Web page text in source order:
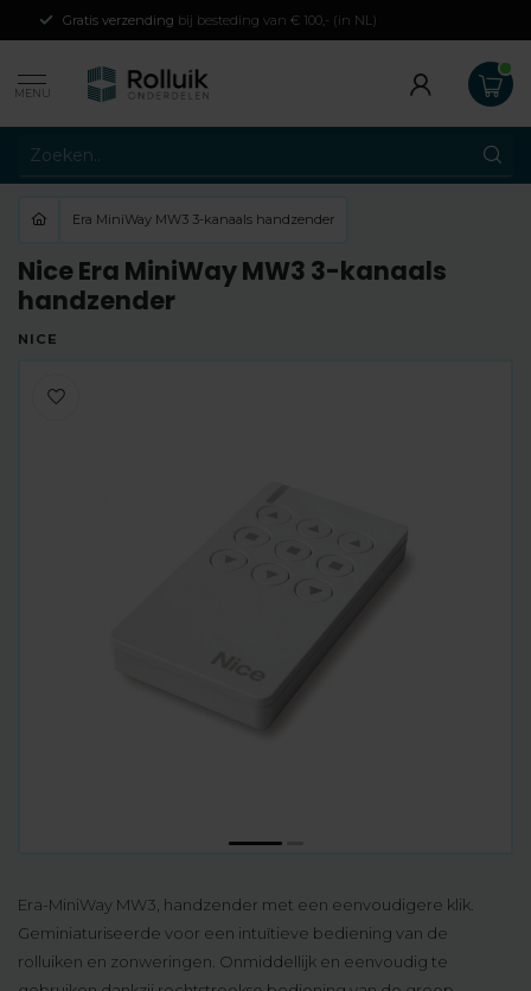
Gratis verzending bij besteding van € 100,- (in NL)
MENU
Era MiniWay MW3 3-kanaals handzender
Nice Era MiniWay MW3 3-kanaals
handzender
NICE
Era-MiniWay MW3, handzender met een eenvoudigere klik.
Geminiaturiseerde voor een intuïtieve bediening van de
rolluiken en zonweringen. Onmiddellijk en eenvoudig te